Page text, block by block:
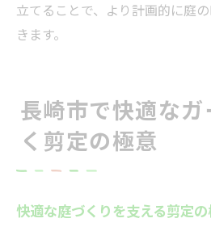
立てることで、より計画的に庭
きます。
長崎市で快適な
く剪定の極意
快適な庭づくりを支える剪定